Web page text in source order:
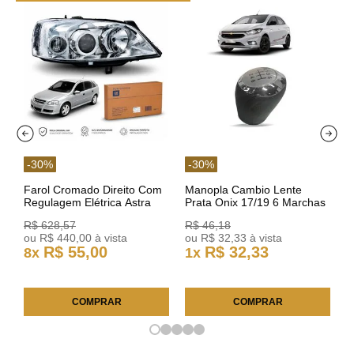
-30%
Farol Cromado Direito Com
Regulagem Elétrica Astra
R$ 628,57
ou R$ 440 00 à vista
8x R$ 55,00
COMPRAR
-30%
Manopla Cambio Lente
Prata Onix 17/19 6 Marchas
R$ 46,18
ou R$ 32 33 à vista
1x R$ 32,33
COMPRAR